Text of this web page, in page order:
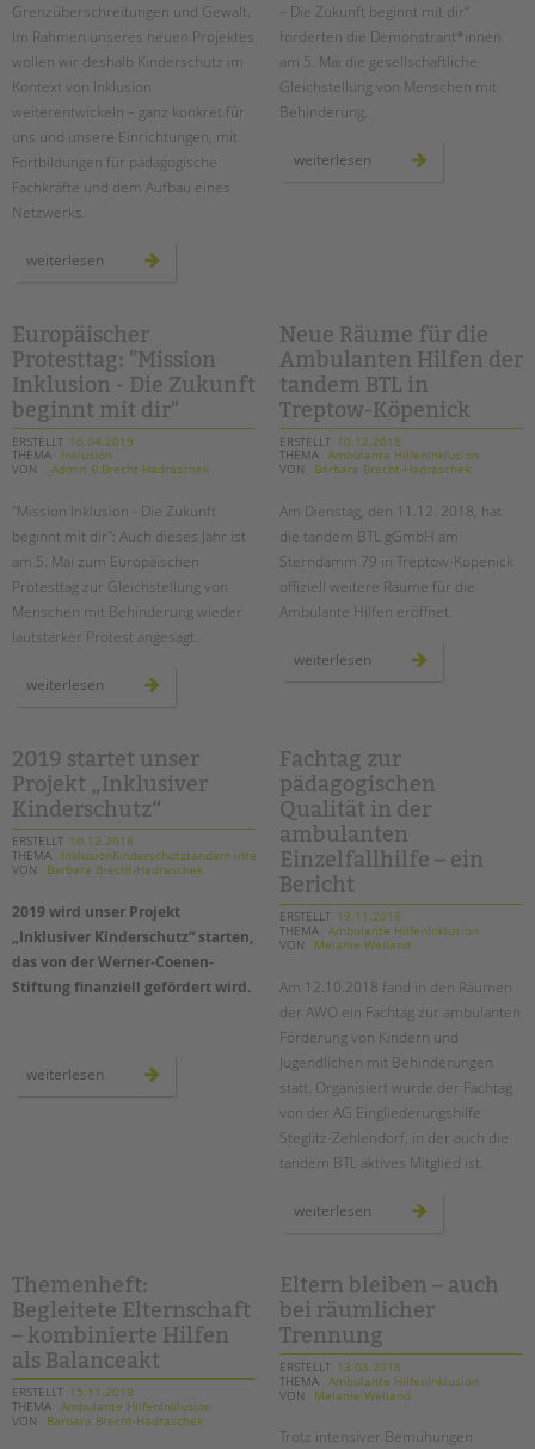
Grenzüberschreitungen und Gewalt.
Im Rahmen unseres neuen Projektes
wollen wir deshalb Kinderschutz im
Kontext von Inklusion
weiterentwickeln – ganz konkret für
uns und unsere Einrichtungen, mit
Fortbildungen für pädagogische
Fachkräfte und dem Aufbau eines
Netzwerks.
weiterlesen
projekt:
– Die Zukunft beginnt mit dir“
forderten die Demonstrant*innen
am 5. Mai die gesellschaftliche
Gleichstellung von Menschen mit
Behinderung.
weiterlesen europäischer
protesttag
Europäischer
Protesttag: "Mission
Inklusion - Die Zukunft
beginnt mit dir"
ERSTELLT 16.04.2019
THEMA
Inklusion
VON
_Admin B.Brecht-Hadraschek
"Mission Inklusion - Die Zukunft
beginnt mit dir": Auch dieses Jahr ist
am 5. Mai zum Europäischen
Protesttag zur Gleichstellung von
Menschen mit Behinderung wieder
lautstarker Protest angesagt.
weiterlesen europäischer
protesttag:
die
zukunft
beginnt
mit
dir"
Neue Räume für die
Ambulanten Hilfen der
tandem BTL in
Treptow-Köpenick
ERSTELLT 10.12.2018
THEMA Ambulante HilfenInklusion
VON
Barbara Brecht-Hadraschek
Am Dienstag, den 11.12. 2018, hat
die tandem BTL gGmbH am
Sterndamm 79 in Treptow-Köpenick
offiziell weitere Räume für die
Ambulante Hilfen eröffnet.
weiterlesen
tandem
btl
in
treptow-
köpenick
2019 startet unser
Projekt „Inklusiver
Kinderschutz“
ERSTELLT 10.12.2018
THEMA
InklusionKinderschutztandem intern
VON
Barbara Brecht-Hadraschek
2019 wird unser Projekt
„Inklusiver Kinderschutz“ starten,
das von der Werner-Coenen-
Stiftung finanziell gefördert wird.
weiterlesen
Fachtag zur
pädagogischen
Qualität in der
ambulanten
Einzelfallhilfe – ein
Bericht
ERSTELLT 19.11.2018
THEMA Ambulante HilfenInklusion
VON
Melanie Weiland
Am 12.10.2018 fand in den Räumen
der AWO ein Fachtag zur ambulanten
Förderung von Kindern und
Jugendlichen mit Behinderungen
statt. Organisiert wurde der Fachtag
von der AG Eingliederungshilfe
Steglitz-Zehlendorf, in der auch die
tandem BTL aktives Mitglied ist.
weiterlesen fachtag
der
ambulanten
einzelfallhilfe
–
ein
bericht
Themenheft:
Begleitete Elternschaft
– kombinierte Hilfen
als Balanceakt
ERSTELLT 15.11.2018
THEMA Ambulante HilfenInklusion
VON
Barbara Brecht-Hadraschek
Eltern bleiben – auch
bei räumlicher
Trennung
ERSTELLT 13.08.2018
THEMA Ambulante HilfenInklusion
VON
Melanie Weiland
Trotz intensiver Bemühungen